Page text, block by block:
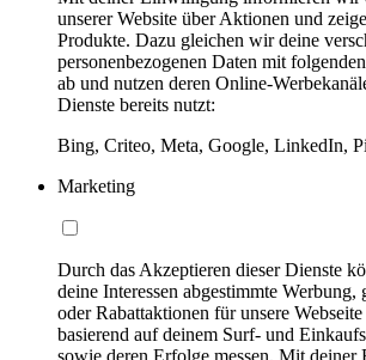
unserer Website über Aktionen und
Produkte. Dazu gleichen wir deine
personenbezogenen Daten mit
ab und nutzen deren Online-
Dienste bereits nutzt:
Bing, Criteo, Meta, Google, LinkedIn,
Marketing
Durch das Akzeptieren dieser Dienste
deine Interessen abgestimmte Werbung,
oder Rabattaktionen für unsere
basierend auf deinem Surf- und
sowie deren Erfolge messen. Mit deiner